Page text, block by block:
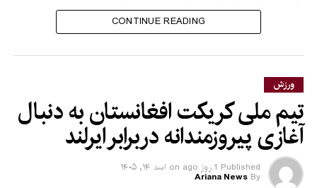
رقابت‌های فوتسال کانتیننتال محسوب می‌شود.
تیم ملی فوتسال افغانستان در بازی بعدی خود بعد از ظهر امروز
(پنجشنبه) به‌مصاف نیوزیلند خواهد رفت.
CONTINUE READING
ورزش
تیم ملی کریکت افغانستان به دنبال
آغازی پیروزمندانه دربرابر ایرلند
Published 1 روز ago on اسد ۱۴, ۱۴۰۵
By
Ariana News